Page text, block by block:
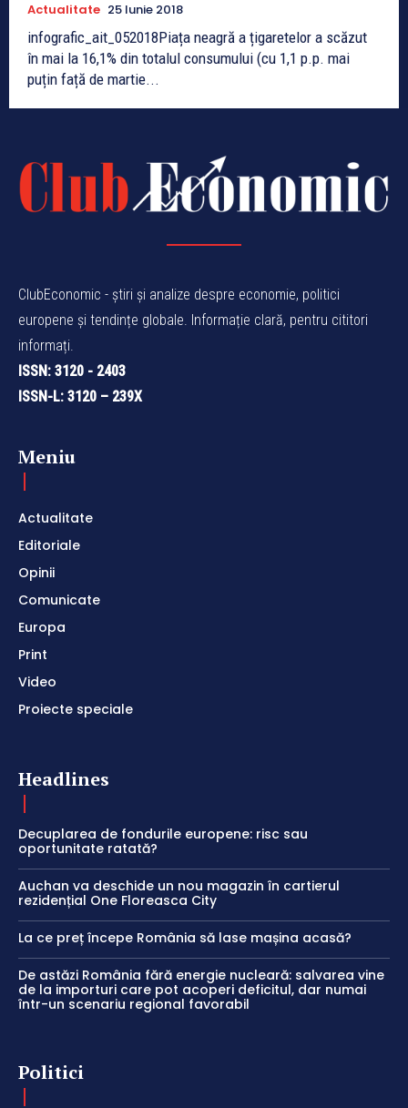
Actualitate 25 Iunie 2018
infografic_ait_052018Piața neagră a țigaretelor a scăzut
în mai la 16,1% din totalul consumului (cu 1,1 p.p. mai
puțin față de martie...
ClubEconomic - știri și analize despre economie, politici
europene și tendințe globale. Informație clară, pentru cititori
informați.
ISSN: 3120 - 2403
ISSN-L: 3120 – 239X
Meniu
Actualitate
Editoriale
Opinii
Comunicate
Europa
Print
Video
Proiecte speciale
Headlines
Decuplarea de fondurile europene: risc sau
oportunitate ratată?
Auchan va deschide un nou magazin în cartierul
rezidențial One Floreasca City
La ce preț începe România să lase mașina acasă?
De astăzi România fără energie nucleară: salvarea vine
de la importuri care pot acoperi deficitul, dar numai
într-un scenariu regional favorabil
Politici